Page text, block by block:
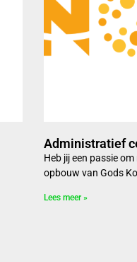
Administratief
Heb jij een passie
opbouw van Gods
Lees meer »